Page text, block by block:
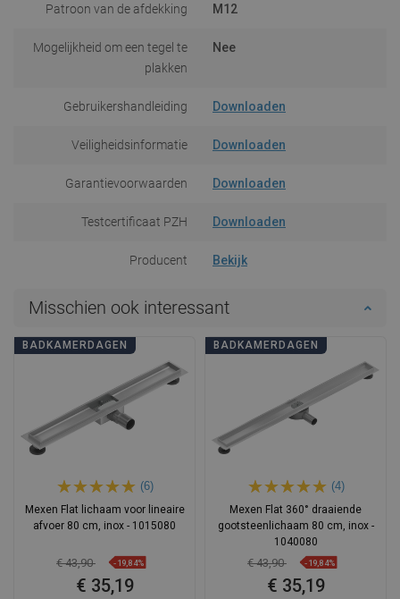
Patroon van de afdekking M12
Mogelijkheid om een tegel te
plakken
Nee
Gebruikershandleiding Downloaden
Veiligheidsinformatie Downloaden
Garantievoorwaarden Downloaden
Testcertificaat PZH Downloaden
Producent Bekijk
Misschien ook interessant
BADKAMERDAGEN
(6)
Mexen Flat lichaam voor lineaire
afvoer 80 cm, inox - 1015080
€ 43,90 -19,84%
€ 35,19
BADKAMERDAGEN
(4)
Mexen Flat 360° draaiende
gootsteenlichaam 80 cm, inox -
1040080
€ 43,90 -19,84%
€ 35,19